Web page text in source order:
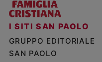
I SITI SAN PAOLO
GRUPPO EDITORIALE
SAN PAOLO